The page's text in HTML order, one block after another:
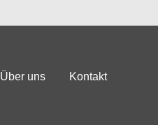
Über uns Kontakt